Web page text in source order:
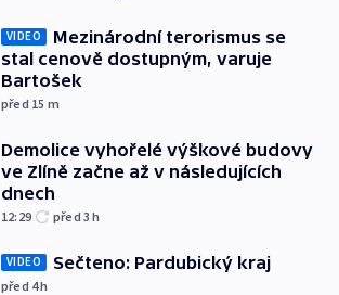
VIDEO
Mezinárodní terorismus se
stal cenově dostupným, varuje
Bartošek
před 15 m
Demolice vyhořelé výškové budovy
ve Zlíně začne až v následujících
dnech
12:29 před 3h
VIDEO Sečteno: Pardubický kraj
před 4h